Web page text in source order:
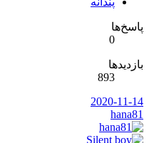
893
2020-11-